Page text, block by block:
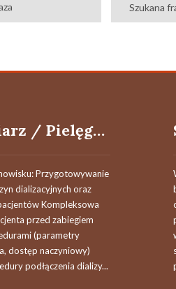
Pielęgniarz / Pielęgniarka (K/M/N)
Przygotowywanie
dializacyjnych oraz
Kompleksowa
przed zabiegiem
(parametry
dostęp naczyniowy)
podłączenia dializy...